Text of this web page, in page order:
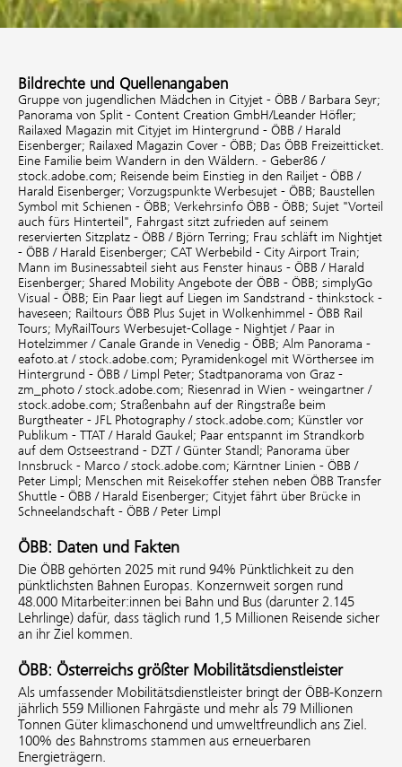
Bildrechte und Quellenangaben
Gruppe von jugendlichen Mädchen in Cityjet - ÖBB / Barbara Seyr;
Panorama von Split - Content Creation GmbH/Leander Höfler;
Railaxed Magazin mit Cityjet im Hintergrund - ÖBB / Harald
Eisenberger; Railaxed Magazin Cover - ÖBB; Das ÖBB Freizeitticket.
Eine Familie beim Wandern in den Wäldern. - Geber86 /
stock.adobe.com; Reisende beim Einstieg in den Railjet - ÖBB /
Harald Eisenberger; Vorzugspunkte Werbesujet - ÖBB; Baustellen
Symbol mit Schienen - ÖBB; Verkehrsinfo ÖBB - ÖBB; Sujet "Vorteil
auch fürs Hinterteil", Fahrgast sitzt zufrieden auf seinem
reservierten Sitzplatz - ÖBB / Björn Terring; Frau schläft im Nightjet
- ÖBB / Harald Eisenberger; CAT Werbebild - City Airport Train;
Mann im Businessabteil sieht aus Fenster hinaus - ÖBB / Harald
Eisenberger; Shared Mobility Angebote der ÖBB - ÖBB; simplyGo
Visual - ÖBB; Ein Paar liegt auf Liegen im Sandstrand - thinkstock -
haveseen; Railtours ÖBB Plus Sujet in Wolkenhimmel - ÖBB Rail
Tours; MyRailTours Werbesujet-Collage - Nightjet / Paar in
Hotelzimmer / Canale Grande in Venedig - ÖBB; Alm Panorama -
eafoto.at / stock.adobe.com; Pyramidenkogel mit Wörthersee im
Hintergrund - ÖBB / Limpl Peter; Stadtpanorama von Graz -
zm_photo / stock.adobe.com; Riesenrad in Wien - weingartner /
stock.adobe.com; Straßenbahn auf der Ringstraße beim
Burgtheater - JFL Photography / stock.adobe.com; Künstler vor
Publikum - TTAT / Harald Gaukel; Paar entspannt im Strandkorb
auf dem Ostseestrand - DZT / Günter Standl; Panorama über
Innsbruck - Marco / stock.adobe.com; Kärntner Linien - ÖBB /
Peter Limpl; Menschen mit Reisekoffer stehen neben ÖBB Transfer
Shuttle - ÖBB / Harald Eisenberger; Cityjet fährt über Brücke in
Schneelandschaft - ÖBB / Peter Limpl
ÖBB: Daten und Fakten
Die ÖBB gehörten 2025 mit rund 94% Pünktlichkeit zu den
pünktlichsten Bahnen Europas. Konzernweit sorgen rund
48.000 Mitarbeiter:innen bei Bahn und Bus (darunter 2.145
Lehrlinge) dafür, dass täglich rund 1,5 Millionen Reisende sicher
an ihr Ziel kommen.
ÖBB: Österreichs größter Mobilitätsdienstleister
Als umfassender Mobilitätsdienstleister bringt der ÖBB-Konzern
jährlich 559 Millionen Fahrgäste und mehr als 79 Millionen
Tonnen Güter klimaschonend und umweltfreundlich ans Ziel.
100% des Bahnstroms stammen aus erneuerbaren
Energieträgern.